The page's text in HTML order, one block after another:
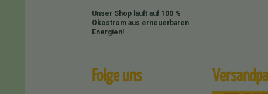
Unser Shop läuft auf 100 %
Ökostrom aus erneuerbaren
Energien!
Folge uns